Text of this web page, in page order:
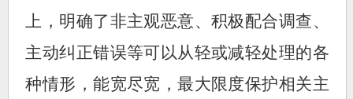
上，明确了非主观恶意、积极配合调查、
主动纠正错误等可以从轻或减轻处理的各
种情形，能宽尽宽，最大限度保护相关主